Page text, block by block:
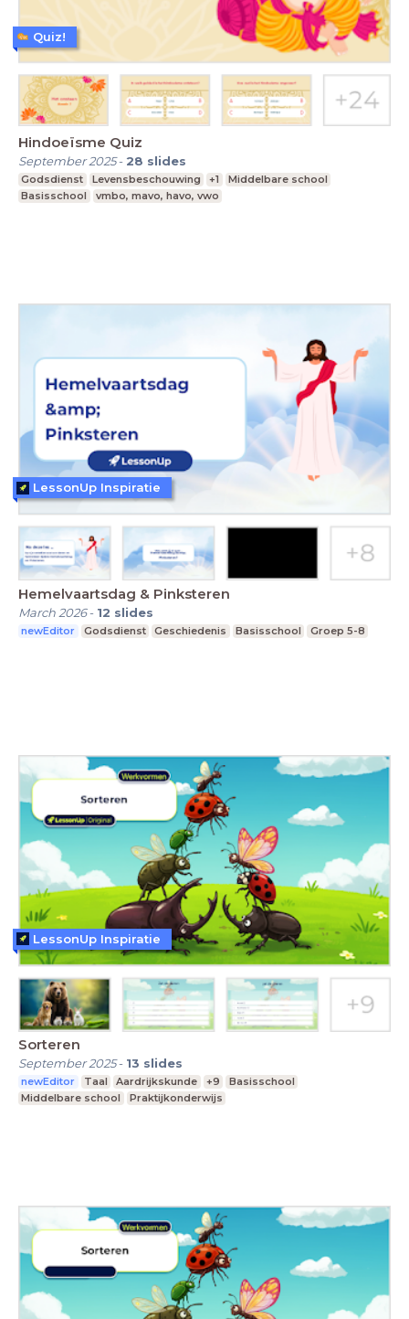
Hindoeïsme Quiz
September 2025- 28 slides
Godsdienst Levensbeschouwing +1
Middelbare school
Basisschool
vmbo, mavo, havo, vwo
Quiz!
Hemelvaartsdag & Pinksteren
March 2026- 12 slides
newEditor Godsdienst Geschiedenis Basisschool Groep 5-8
LessonUp Inspiratie
Sorteren
September 2025- 13 slides
newEditor Taal Aardrijkskunde +9
Basisschool
Middelbare school
Praktijkonderwijs
LessonUp Inspiratie